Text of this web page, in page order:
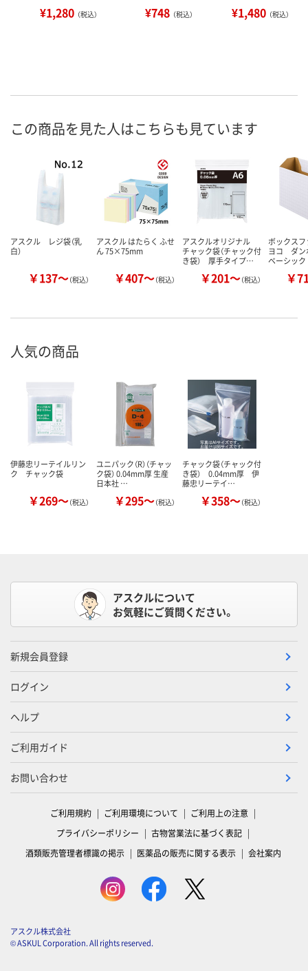
¥1,280 （税込） ¥748 （税込） ¥1,480 （税込）
この商品を見た人はこちらも見ています
アスクル レジ袋（乳
白）
￥137～（税込）
アスクル はたらく ふせ
ん 75×75mm
￥407～（税込）
アスクルオリジナル
チャック袋（チャック付
き袋） 厚手タイプ…
￥201～（税込）
ボックス
ヨコ ダ
ベーシッ
￥
人気の商品
伊藤忠リーテイルリン
ク チャック袋
￥269～（税込）
ユニパック（R）（チャッ
ク袋） 0.04mm厚 生産
日本社 …
￥295～（税込）
チャック袋（チャック付
き袋） 0.04mm厚 伊
藤忠リーテイ…
￥358～（税込）
アスクルについて
お気軽にご質問ください。
新規会員登録
ログイン
ヘルプ
ご利用ガイド
お問い合わせ
ご利用規約 ご利用環境について
ご利用上の注意
プライバシーポリシー
古物営業法に基づく表記
酒類販売管理者標識の掲示
医薬品の販売に関する表示 会社案内
アスクル株式会社
© ASKUL Corporation. All rights reserved.